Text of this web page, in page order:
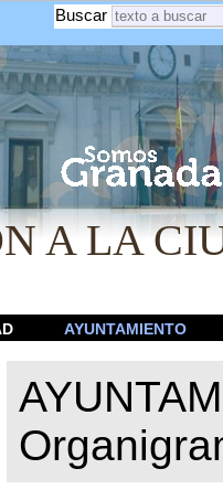
Buscar
A LA
AYUNTAMIENTO